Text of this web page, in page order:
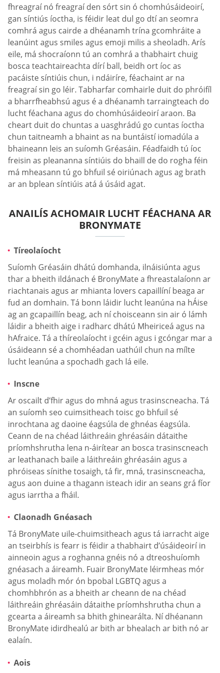
fhreagraí nó freagraí den sórt sin ó chomhúsáideoirí,
gan síntiús íoctha, is féidir leat dul go dtí an seomra
comhrá agus cairde a dhéanamh trína gcomhráite a
leanúint agus smiles agus emoji milis a sheoladh. Arís
eile, má shocraíonn tú an comhrá a thabhairt chuig
bosca teachtaireachta dírí ball, beidh ort íoc as
pacáiste síntiúis chun, i ndáiríre, féachaint ar na
freagraí sin go léir. Tabharfar comhairle duit do phróifíl
a bharrfheabhsú agus é a dhéanamh tarraingteach do
lucht féachana agus do chomhúsáideoirí araon. Ba
cheart duit do chuntas a uasghrádú go cuntas íoctha
chun taitneamh a bhaint as na buntáistí iomadúla a
bhaineann leis an suíomh Gréasáin. Féadfaidh tú íoc
freisin as pleananna síntiúis do bhaill de do rogha féin
má mheasann tú go bhfuil sé oiriúnach agus ag brath
ar an bplean síntiúis atá á úsáid agat.
ANAILÍS ACHOMAIR LUCHT FÉACHANA AR
BRONYMATE
Tíreolaíocht
Suíomh Gréasáin dhátú domhanda, ilnáisiúnta agus
thar a bheith ildánach é BronyMate a fhreastalaíonn ar
riachtanais agus ar mhianta lovers capaillíní beaga ar
fud an domhain. Tá bonn láidir lucht leanúna na hÁise
ag an gcapaillín beag, ach ní choisceann sin air ó lámh
láidir a bheith aige i radharc dhátú Mheiriceá agus na
hAfraice. Tá a thíreolaíocht i gcéin agus i gcóngar mar a
úsáideann sé a chomhéadan uathúil chun na mílte
lucht leanúna a spochadh gach lá eile.
Inscne
Ar oscailt d’fhir agus do mhná agus trasinscneacha. Tá
an suíomh seo cuimsitheach toisc go bhfuil sé
inrochtana ag daoine éagsúla de ghnéas éagsúla.
Ceann de na chéad láithreáin ghréasáin dátaithe
príomhshrutha lena n-áirítear an bosca trasinscneach
ar leathanach baile a láithreáin ghréasáin agus a
phróiseas sínithe tosaigh, tá fir, mná, trasinscneacha,
agus aon duine a thagann isteach idir an seans grá fíor
agus iarrtha a fháil.
Claonadh Gnéasach
Tá BronyMate uile-chuimsitheach agus tá iarracht aige
an tseirbhís is fearr is féidir a thabhairt d’úsáideoirí in
ainneoin agus a roghanna gnéis nó a dtreoshuíomh
gnéasach a áireamh. Fuair BronyMate léirmheas mór
agus moladh mór ón bpobal LGBTQ agus a
chomhbhrón as a bheith ar cheann de na chéad
láithreáin ghréasáin dátaithe príomhshrutha chun a
gcearta a áireamh sa bhith ghinearálta. Ní dhéanann
BronyMate idirdhealú ar bith ar bhealach ar bith nó ar
ealaín.
Aois